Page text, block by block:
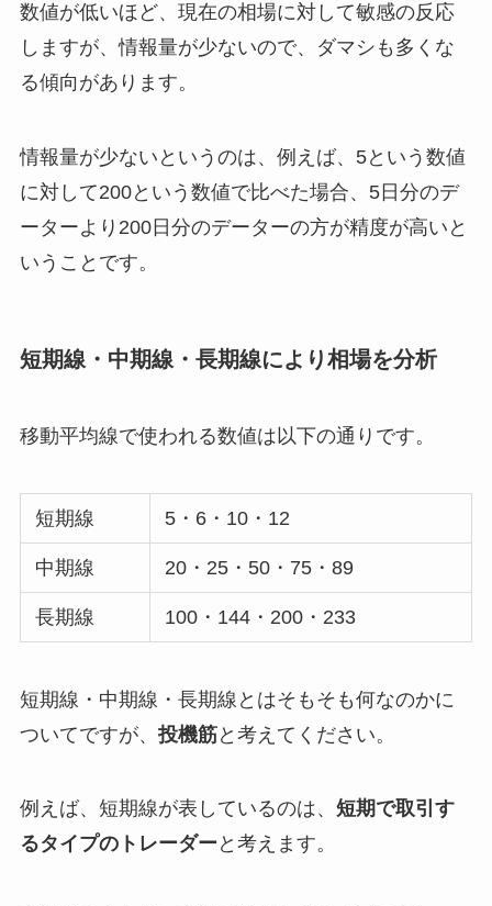
数値が低いほど、現在の相場に対して敏感の反応
しますが、情報量が少ないので、ダマシも多くな
る傾向があります。
情報量が少ないというのは、例えば、5という数値
に対して200という数値で比べた場合、5日分のデ
ーターより200日分のデーターの方が精度が高いと
いうことです。
短期線・中期線・長期線により相場を分析
移動平均線で使われる数値は以下の通りです。
短期線 5・6・10・12
中期線 20・25・50・75・89
長期線 100・144・200・233
短期線・中期線・長期線とはそもそも何なのかに
ついてですが、 投機筋と考えてください。
例えば、短期線が表しているのは、 短期で取引す
るタイプのトレーダー と考えます。